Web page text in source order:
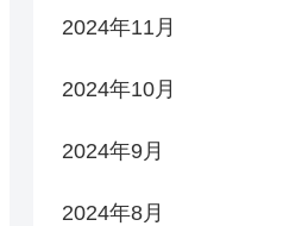
2024年11月
2024年10月
2024年9月
2024年8月